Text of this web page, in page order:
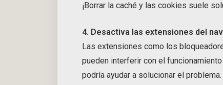
¡Borrar la caché y las cookies suele
4. Desactiva las extensiones del
Las extensiones como los
pueden interferir con el
podría ayudar a solucionar el problema.